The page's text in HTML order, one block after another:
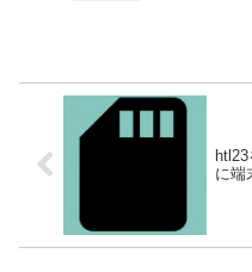
に端